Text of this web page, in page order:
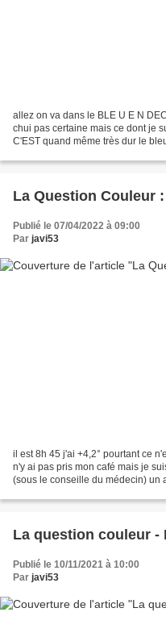
allez on va dans le BLE U E N
chui pas certaine mais ce dont je
C'EST quand même très dur le
La Question Couleur
Publié le 07/04/2022 à 09:00
Par javi53
il est 8h 45 j'ai +4,2° pourtant ce
n'y ai pas pris mon café mais je
(sous le conseille du médecin) un
La question couleur -
Publié le 10/11/2021 à 10:00
Par javi53